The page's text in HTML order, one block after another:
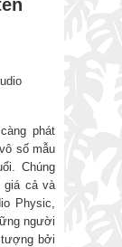
phát
số mẫu
Chúng
giá cả và
Physic,
người
bởi